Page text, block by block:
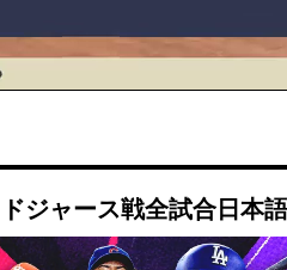
ドジャース戦全試合日本